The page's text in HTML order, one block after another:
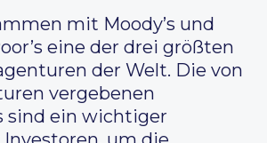
mit Moody’s und
eine der drei größten
der Welt. Die von
vergebenen
sind ein wichtiger